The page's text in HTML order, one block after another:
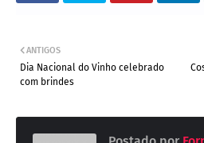
ANTIGOS
Dia Nacional do Vinho celebrado
com brindes